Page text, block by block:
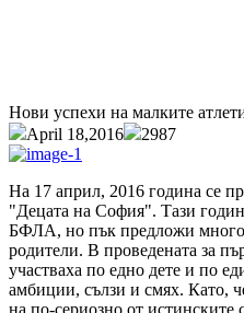
Нови успехи на малките
April 18,2016
2987
На 17 април, 2016 година се
"Децата на София". Тази
БФЛА, но пък предложи много
родители. В проведената за
участваха по едно дете и по
амбиции, сълзи и смях. Като,
на по-сериозно от истинските